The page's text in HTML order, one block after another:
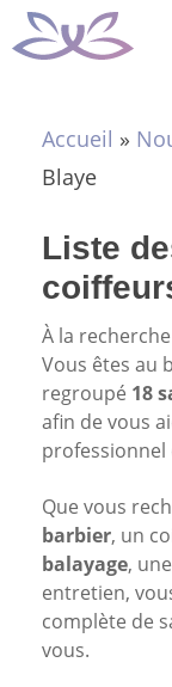
Aller
au
Accueil »
Blaye
Liste
À la
Vous êtes au
regroupé 18
afin de vous
professionnel
Que vous
barbier, un
balayage, une
entretien,
complète de
vous.